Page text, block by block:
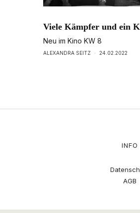
Viele Kämpfer und ein
Neu im Kino KW 8
ALEXANDRA SEITZ · 24.02.2022
INFO
AGB